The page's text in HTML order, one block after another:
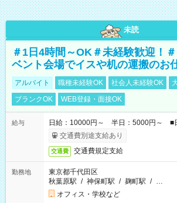
未読
＃1日4時間～OK＃未経験歓迎！
ベント会場でイスや机の運搬のお
アルバイト 職種未経験OK 社会人未経験OK
ブランクOK
WEB登録・面接OK
給与
日給：10000円～ 半日：5000円～ ■
交通費別途支給あり
交通費 交通費規定支給
勤務地
東京都千代田区
秋葉原駅 / 神保町駅 / 麹町駅 / …
オフィス・学校など